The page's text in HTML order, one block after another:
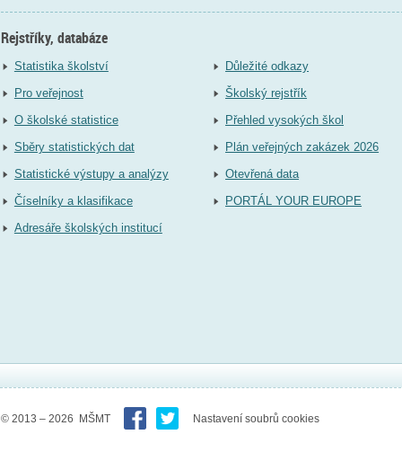
Rejstříky, databáze
Statistika školství
Pro veřejnost
O školské statistice
Sběry statistických dat
Statistické výstupy a analýzy
Číselníky a klasifikace
Adresáře školských institucí
Důležité odkazy
Školský rejstřík
Přehled vysokých škol
Plán veřejných zakázek 2026
Otevřená data
PORTÁL YOUR EUROPE
© 2013 – 2026 MŠMT Nastavení soubrů cookies